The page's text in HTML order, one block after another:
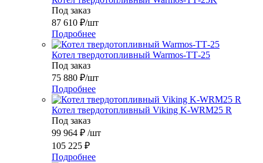
Под заказ
87 610 ₽/шт
Подробнее
Котел твердотопливный Warmos-ТТ-25
Под заказ
75 880 ₽/шт
Подробнее
Котел твердотопливный Viking K-WRM25 R
Под заказ
99 964 ₽ /шт
105 225 ₽
Подробнее